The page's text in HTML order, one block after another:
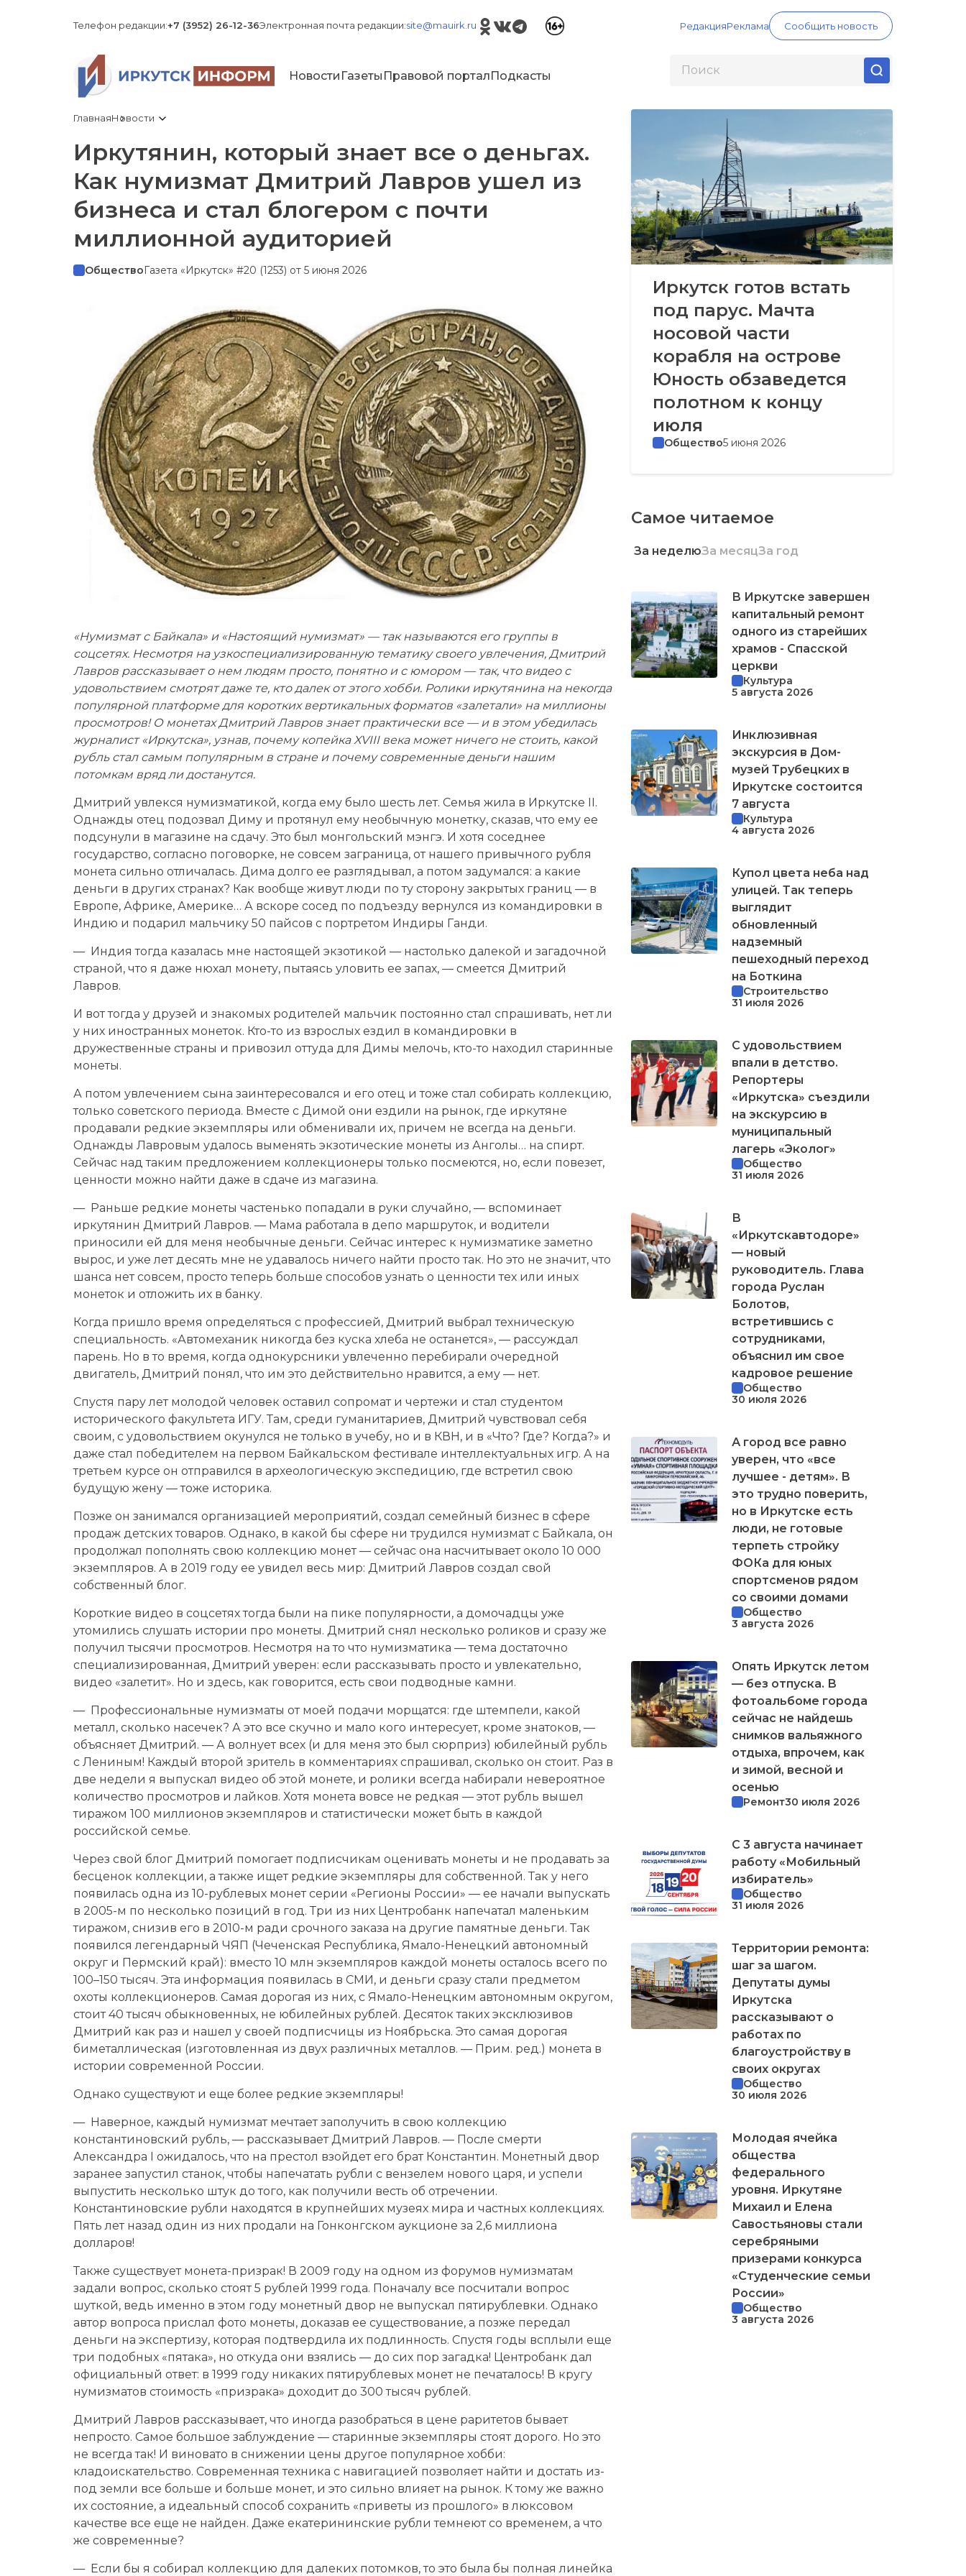
Телефон редакции:+7 (3952) 26-12-36Электронная почта редакции:site@mauirk.ru РедакцияРеклама Сообщить новость
Новости Газеты Правовой портал Подкасты
ГлавнаяНовости
Иркутянин, который знает все о деньгах.
Как нумизмат Дмитрий Лавров ушел из
бизнеса и стал блогером с почти
миллионной аудиторией
Общество Газета «Иркутск» #20 (1253) от 5 июня 2026
«Нумизмат с Байкала» и «Настоящий нумизмат» — так называются его группы в
соцсетях. Несмотря на узкоспециализированную тематику своего увлечения, Дмитрий
Лавров рассказывает о нем людям просто, понятно и с юмором — так, что видео с
удовольствием смотрят даже те, кто далек от этого хобби. Ролики иркутянина на некогда
популярной платформе для коротких вертикальных форматов «залетали» на миллионы
просмотров! О монетах Дмитрий Лавров знает практически все — и в этом убедилась
журналист «Иркутска», узнав, почему копейка XVIII века может ничего не стоить, какой
рубль стал самым популярным в стране и почему современные деньги нашим
потомкам вряд ли достанутся.
Дмитрий увлекся нумизматикой, когда ему было шесть лет. Семья жила в Иркутске II.
Однажды отец подозвал Диму и протянул ему необычную монетку, сказав, что ему ее
подсунули в магазине на сдачу. Это был монгольский мэнгэ. И хотя соседнее
государство, согласно поговорке, не совсем заграница, от нашего привычного рубля
монета сильно отличалась. Дима долго ее разглядывал, а потом задумался: а какие
деньги в других странах? Как вообще живут люди по ту сторону закрытых границ — в
Европе, Африке, Америке… А вскоре сосед по подъезду вернулся из командировки в
Индию и подарил мальчику 50 пайсов с портретом Индиры Ганди.
— Индия тогда казалась мне настоящей экзотикой — настолько далекой и загадочной
страной, что я даже нюхал монету, пытаясь уловить ее запах, — смеется Дмитрий
Лавров.
И вот тогда у друзей и знакомых родителей мальчик постоянно стал спрашивать, нет ли
у них иностранных монеток. Кто-то из взрослых ездил в командировки в
дружественные страны и привозил оттуда для Димы мелочь, кто-то находил старинные
монеты.
А потом увлечением сына заинтересовался и его отец и тоже стал собирать коллекцию,
только советского периода. Вместе с Димой они ездили на рынок, где иркутяне
продавали редкие экземпляры или обменивали их, причем не всегда на деньги.
Однажды Лавровым удалось выменять экзотические монеты из Анголы… на спирт.
Сейчас над таким предложением коллекционеры только посмеются, но, если повезет,
ценности можно найти даже в сдаче из магазина.
— Раньше редкие монеты частенько попадали в руки случайно, — вспоминает
иркутянин Дмитрий Лавров. — Мама работала в депо маршруток, и водители
приносили ей для меня необычные деньги. Сейчас интерес к нумизматике заметно
вырос, и уже лет десять мне не удавалось ничего найти просто так. Но это не значит, что
шанса нет совсем, просто теперь больше способов узнать о ценности тех или иных
монеток и отложить их в банку.
Когда пришло время определяться с профессией, Дмитрий выбрал техническую
специальность. «Автомеханик никогда без куска хлеба не останется», — рассуждал
парень. Но в то время, когда однокурсники увлеченно перебирали очередной
двигатель, Дмитрий понял, что им это действительно нравится, а ему — нет.
Спустя пару лет молодой человек оставил сопромат и чертежи и стал студентом
исторического факультета ИГУ. Там, среди гуманитариев, Дмитрий чувствовал себя
своим, с удовольствием окунулся не только в учебу, но и в КВН, и в «Что? Где? Когда?» и
даже стал победителем на первом Байкальском фестивале интеллектуальных игр. А на
третьем курсе он отправился в археологическую экспедицию, где встретил свою
будущую жену — тоже историка.
Позже он занимался организацией мероприятий, создал семейный бизнес в сфере
продаж детских товаров. Однако, в какой бы сфере ни трудился нумизмат с Байкала, он
продолжал пополнять свою коллекцию монет — сейчас она насчитывает около 10 000
экземпляров. А в 2019 году ее увидел весь мир: Дмитрий Лавров создал свой
собственный блог.
Короткие видео в соцсетях тогда были на пике популярности, а домочадцы уже
утомились слушать истории про монеты. Дмитрий снял несколько роликов и сразу же
получил тысячи просмотров. Несмотря на то что нумизматика — тема достаточно
специализированная, Дмитрий уверен: если рассказывать просто и увлекательно,
видео «залетит». Но и здесь, как говорится, есть свои подводные камни.
— Профессиональные нумизматы от моей подачи морщатся: где штемпели, какой
металл, сколько насечек? А это все скучно и мало кого интересует, кроме знатоков, —
объясняет Дмитрий. — А волнует всех (и для меня это был сюрприз) юбилейный рубль
с Лениным! Каждый второй зритель в комментариях спрашивал, сколько он стоит. Раз в
две недели я выпускал видео об этой монете, и ролики всегда набирали невероятное
количество просмотров и лайков. Хотя монета вовсе не редкая — этот рубль вышел
тиражом 100 миллионов экземпляров и статистически может быть в каждой
российской семье.
Через свой блог Дмитрий помогает подписчикам оценивать монеты и не продавать за
бесценок коллекции, а также ищет редкие экземпляры для собственной. Так у него
появилась одна из 10-рублевых монет серии «Регионы России» — ее начали выпускать
в 2005-м по несколько позиций в год. Три из них Центробанк напечатал маленьким
тиражом, снизив его в 2010-м ради срочного заказа на другие памятные деньги. Так
появился легендарный ЧЯП (Чеченская Республика, Ямало-Ненецкий автономный
округ и Пермский край): вместо 10 млн экземпляров каждой монеты осталось всего по
100–150 тысяч. Эта информация появилась в СМИ, и деньги сразу стали предметом
охоты коллекционеров. Самая дорогая из них, с Ямало-Ненецким автономным округом,
стоит 40 тысяч обыкновенных, не юбилейных рублей. Десяток таких эксклюзивов
Дмитрий как раз и нашел у своей подписчицы из Ноябрьска. Это самая дорогая
биметаллическая (изготовленная из двух различных металлов. — Прим. ред.) монета в
истории современной России.
Однако существуют и еще более редкие экземпляры!
— Наверное, каждый нумизмат мечтает заполучить в свою коллекцию
константиновский рубль, — рассказывает Дмитрий Лавров. — После смерти
Александра I ожидалось, что на престол взойдет его брат Константин. Монетный двор
заранее запустил станок, чтобы напечатать рубли с вензелем нового царя, и успели
выпустить несколько штук до того, как получили весть об отречении.
Константиновские рубли находятся в крупнейших музеях мира и частных коллекциях.
Пять лет назад один из них продали на Гонконгском аукционе за 2,6 миллиона
долларов!
Также существует монета-призрак! В 2009 году на одном из форумов нумизматам
задали вопрос, сколько стоят 5 рублей 1999 года. Поначалу все посчитали вопрос
шуткой, ведь именно в этом году монетный двор не выпускал пятирублевки. Однако
автор вопроса прислал фото монеты, доказав ее существование, а позже передал
деньги на экспертизу, которая подтвердила их подлинность. Спустя годы всплыли еще
три подобных «пятака», но откуда они взялись — до сих пор загадка! Центробанк дал
официальный ответ: в 1999 году никаких пятирублевых монет не печаталось! В кругу
нумизматов стоимость «призрака» доходит до 300 тысяч рублей.
Дмитрий Лавров рассказывает, что иногда разобраться в цене раритетов бывает
непросто. Самое большое заблуждение — старинные экземпляры стоят дорого. Но это
не всегда так! И виновато в снижении цены другое популярное хобби:
кладоискательство. Современная техника с навигацией позволяет найти и достать из-
под земли все больше и больше монет, и это сильно влияет на рынок. К тому же важно
их состояние, а идеальный способ сохранить «приветы из прошлого» в люксовом
качестве все еще не найден. Даже екатерининские рубли темнеют со временем, а что
же современные?
— Если бы я собирал коллекцию для далеких потомков, то это была бы полная линейка
Иркутск готов встать
под парус. Мачта
носовой части
корабля на острове
Юность обзаведется
полотном к концу
июля
Общество5 июня 2026
Самое читаемое
За неделюЗа месяцЗа год
В Иркутске завершен
капитальный ремонт
одного из старейших
храмов - Спасской
церкви
Культура
5 августа 2026
Инклюзивная
экскурсия в Дом-
музей Трубецких в
Иркутске состоится
7 августа
Культура
4 августа 2026
Купол цвета неба над
улицей. Так теперь
выглядит
обновленный
надземный
пешеходный переход
на Боткина
Строительство
31 июля 2026
С удовольствием
впали в детство.
Репортеры
«Иркутска» съездили
на экскурсию в
муниципальный
лагерь «Эколог»
Общество
31 июля 2026
В
«Иркутскавтодоре»
— новый
руководитель. Глава
города Руслан
Болотов,
встретившись с
сотрудниками,
объяснил им свое
кадровое решение
Общество
30 июля 2026
А город все равно
уверен, что «все
лучшее - детям». В
это трудно поверить,
но в Иркутске есть
люди, не готовые
терпеть стройку
ФОКа для юных
спортсменов рядом
со своими домами
Общество
3 августа 2026
Опять Иркутск летом
— без отпуска. В
фотоальбоме города
сейчас не найдешь
снимков вальяжного
отдыха, впрочем, как
и зимой, весной и
осенью
Ремонт30 июля 2026
С 3 августа начинает
работу «Мобильный
избиратель»
Общество
31 июля 2026
Территории ремонта:
шаг за шагом.
Депутаты думы
Иркутска
рассказывают о
работах по
благоустройству в
своих округах
Общество
30 июля 2026
Молодая ячейка
общества
федерального
уровня. Иркутяне
Михаил и Елена
Савостьяновы стали
серебряными
призерами конкурса
«Студенческие семьи
России»
Общество
3 августа 2026